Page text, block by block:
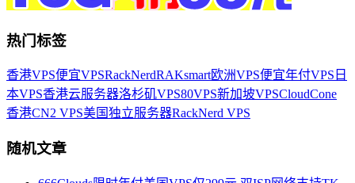
热门标签
香港VPS便宜VPSRackNerdRAKsmart欧洲VPS便宜年付VPS 日
本VPS香港云服务器洛杉矶VPS80VPS新加坡VPSCloudCone
香港CN2 VPS美国独立服务器RackNerd VPS
随机文章